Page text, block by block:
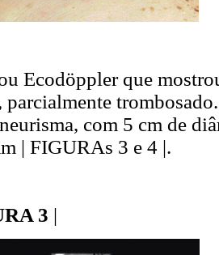
Ecodöppler que
parcialmente
com 5 cm de
| FIGURAs 3 e 4 |.
3 |